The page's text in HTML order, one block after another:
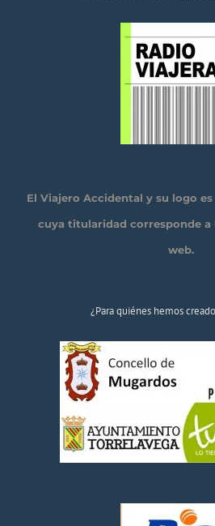
El Viajero Accidental y su logo
cuya titularidad corresponde a
web.
¿Para quiénes hemos